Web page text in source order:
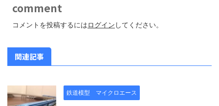
comment
コメントを投稿するにはログイン してください。
関連記事
鉄道模型 マイクロエース